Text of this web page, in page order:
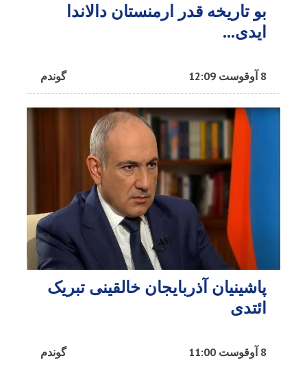
بو تاریخه قدر ارمنستان دالاندا
ایدی...
گوندم 8 آوقوست 12:09
پاشینیان آذربایجان خالقینی تبریک
ائتدی
گوندم 8 آوقوست 11:00